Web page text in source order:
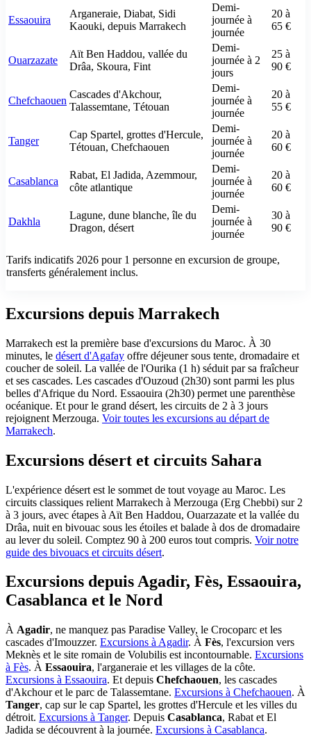
Essaouira
Arganeraie, Diabat, Sidi
Kaouki, depuis Marrakech
Demi-
journée à
journée
20 à
65 €
Ouarzazate
Aït Ben Haddou, vallée du
Drâa, Skoura, Fint
Demi-
journée à 2
jours
25 à
90 €
Chefchaouen
Cascades d'Akchour,
Talassemtane, Tétouan
Demi-
journée à
journée
20 à
55 €
Tanger
Cap Spartel, grottes d'Hercule,
Tétouan, Chefchaouen
Demi-
journée à
journée
20 à
60 €
Casablanca
Rabat, El Jadida, Azemmour,
côte atlantique
Demi-
journée à
journée
20 à
60 €
Dakhla
Lagune, dune blanche, île du
Dragon, désert
Demi-
journée à
journée
30 à
90 €
Tarifs indicatifs 2026 pour 1 personne en excursion de groupe,
transferts généralement inclus.
Excursions depuis Marrakech
Marrakech est la première base d'excursions du Maroc. À 30
minutes, le désert d'Agafay offre déjeuner sous tente, dromadaire et
coucher de soleil. La vallée de l'Ourika (1 h) séduit par sa fraîcheur
et ses cascades. Les cascades d'Ouzoud (2h30) sont parmi les plus
belles d'Afrique du Nord. Essaouira (2h30) permet une parenthèse
océanique. Et pour le grand désert, les circuits de 2 à 3 jours
rejoignent Merzouga. Voir toutes les excursions au départ de
Marrakech.
Excursions désert et circuits Sahara
L'expérience désert est le sommet de tout voyage au Maroc. Les
circuits classiques relient Marrakech à Merzouga (Erg Chebbi) sur 2
à 3 jours, avec étapes à Aït Ben Haddou, Ouarzazate et la vallée du
Drâa, nuit en bivouac sous les étoiles et balade à dos de dromadaire
au lever du soleil. Comptez 90 à 200 euros tout compris. Voir notre
guide des bivouacs et circuits désert.
Excursions depuis Agadir, Fès, Essaouira,
Casablanca et le Nord
À Agadir, ne manquez pas Paradise Valley, le Crocoparc et les
cascades d'Imouzzer. Excursions à Agadir. À Fès, l'excursion vers
Meknès et le site romain de Volubilis est incontournable. Excursions
à Fès. À Essaouira, l'arganeraie et les villages de la côte.
Excursions à Essaouira. Et depuis Chefchaouen, les cascades
d'Akchour et le parc de Talassemtane. Excursions à Chefchaouen. À
Tanger, cap sur le cap Spartel, les grottes d'Hercule et les villes du
détroit. Excursions à Tanger. Depuis Casablanca, Rabat et El
Jadida se découvrent à la journée. Excursions à Casablanca.